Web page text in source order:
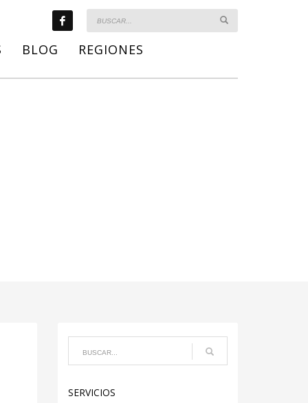
BLOG REGIONES
SERVICIOS